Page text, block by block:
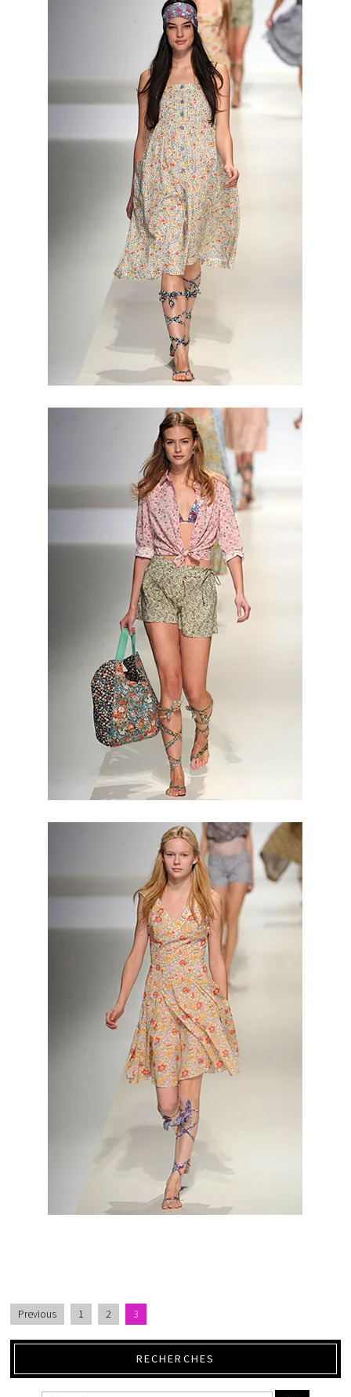
Previous 1 2 3
RECHERCHES